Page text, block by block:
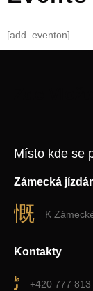
[add_eventon]
Místo kde se
Zámecká
K
Kontakty
+420 777 813